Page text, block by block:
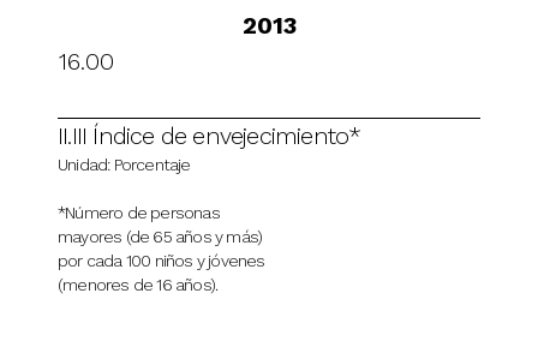
2013
16.00
II.III Índice de envejecimiento*
Unidad: Porcentaje
*Número de personas
mayores (de 65 años y más)
por cada 100 niños y jóvenes
(menores de 16 años).